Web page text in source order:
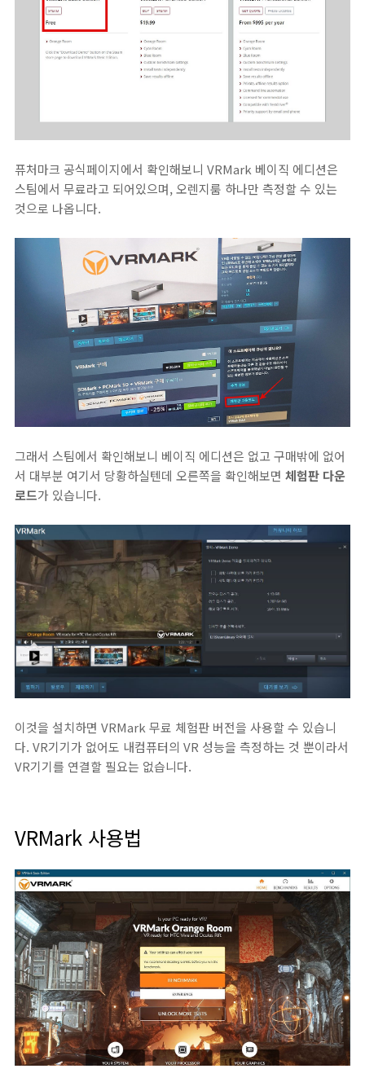
퓨처마크 공식페이지에서 확인해보니 VRMark 베이직 에디션은
스팀에서 무료라고 되어있으며, 오렌지룸 하나만 측정할 수 있는
것으로 나옵니다.
그래서 스팀에서 확인해보니 베이직 에디션은 없고 구매밖에 없어
서 대부분 여기서 당황하실텐데 오른쪽을 확인해보면 체험판 다운
로드가 있습니다.
이것을 설치하면 VRMark 무료 체험판 버전을 사용할 수 있습니
다. VR기기가 없어도 내컴퓨터의 VR 성능을 측정하는 것 뿐이라서
VR기기를 연결할 필요는 없습니다.
VRMark 사용법